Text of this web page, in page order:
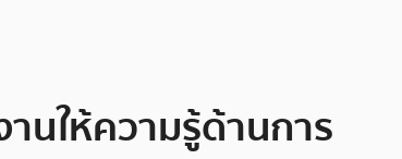
นให้ความรู้ด้านการ